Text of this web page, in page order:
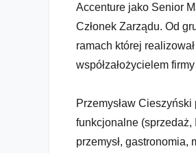
Accenture jako Senior
Członek Zarządu. Od
ramach której
współzałożycielem
Przemysław
funkcjonalne (sprzedaż,
przemysł, gastronomia,